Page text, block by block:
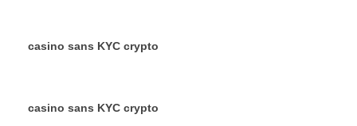
casino sans KYC crypto
casino sans KYC crypto